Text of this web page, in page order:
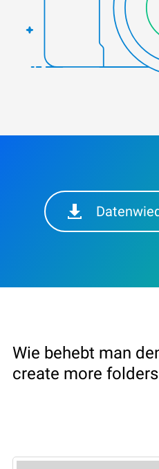
Wie behebt man
create more